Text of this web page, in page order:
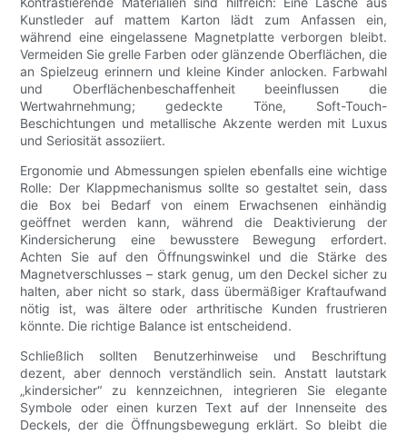
Kunstleder auf mattem Karton lädt zum Anfassen ein,
während eine eingelassene Magnetplatte verborgen bleibt.
Vermeiden Sie grelle Farben oder glänzende Oberflächen, die
an Spielzeug erinnern und kleine Kinder anlocken. Farbwahl
und Oberflächenbeschaffenheit beeinflussen die
Wertwahrnehmung; gedeckte Töne, Soft-Touch-
Beschichtungen und metallische Akzente werden mit Luxus
und Seriosität assoziiert.
Ergonomie und Abmessungen spielen ebenfalls eine wichtige
Rolle: Der Klappmechanismus sollte so gestaltet sein, dass
die Box bei Bedarf von einem Erwachsenen einhändig
geöffnet werden kann, während die Deaktivierung der
Kindersicherung eine bewusstere Bewegung erfordert.
Achten Sie auf den Öffnungswinkel und die Stärke des
Magnetverschlusses – stark genug, um den Deckel sicher zu
halten, aber nicht so stark, dass übermäßiger Kraftaufwand
nötig ist, was ältere oder arthritische Kunden frustrieren
könnte. Die richtige Balance ist entscheidend.
Schließlich sollten Benutzerhinweise und Beschriftung
dezent, aber dennoch verständlich sein. Anstatt lautstark
„kindersicher“ zu kennzeichnen, integrieren Sie elegante
Symbole oder einen kurzen Text auf der Innenseite des
Deckels, der die Öffnungsbewegung erklärt. So bleibt die